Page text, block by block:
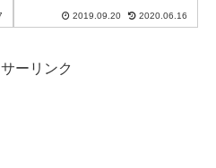
主に……ということは全くなく
て、ちょいちょい休みながらも
2019.09.20 2020.06.16
ーリンク